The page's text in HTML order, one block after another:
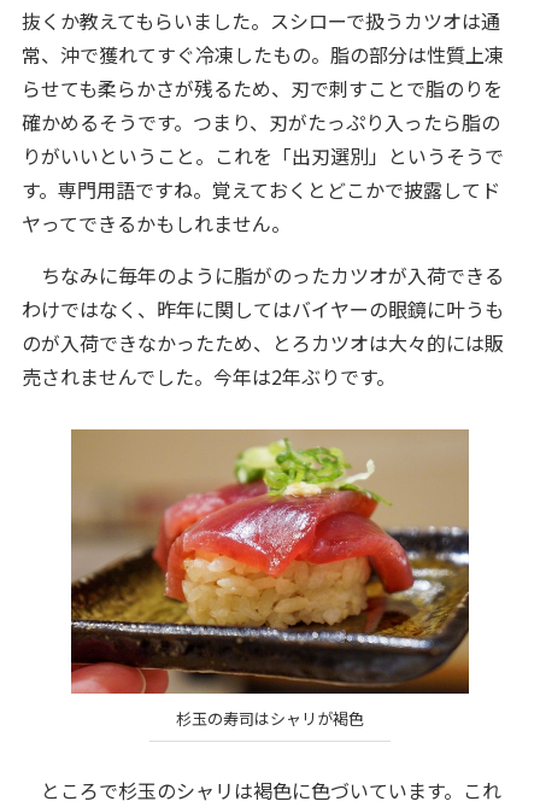
抜くか教えてもらいました。スシローで扱うカツオは通
常、沖で獲れてすぐ冷凍したもの。脂の部分は性質上凍
らせても柔らかさが残るため、刃で刺すことで脂のりを
確かめるそうです。つまり、刃がたっぷり入ったら脂の
りがいいということ。これを「出刃選別」というそうで
す。専門用語ですね。覚えておくとどこかで披露してド
ヤってできるかもしれません。
ちなみに毎年のように脂がのったカツオが入荷できる
わけではなく、昨年に関してはバイヤーの眼鏡に叶うも
のが入荷できなかったため、とろカツオは大々的には販
売されませんでした。今年は2年ぶりです。
杉玉の寿司はシャリが褐色
ところで杉玉のシャリは褐色に色づいています。これ